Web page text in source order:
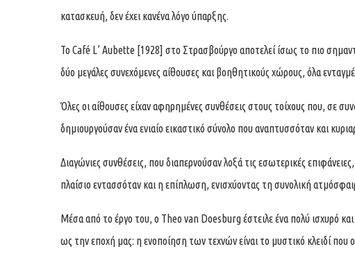
κατασκευή, δεν έχει κανένα λόγο ύπαρξης.
Το Café L’ Aubette [1928] στο Στρασβούργο αποτελεί ίσως το πιο
δύο μεγάλες συνεχόμενες αίθουσες και βοηθητικούς χώρους, όλα
Όλες οι αίθουσες είχαν αφηρημένες συνθέσεις στους τοίχους που, σε
δημιουργούσαν ένα ενιαίο εικαστικό σύνολο που αναπτυσσόταν και
Διαγώνιες συνθέσεις, που διαπερνούσαν λοξά τις εσωτερικές
πλαίσιο εντασσόταν και η επίπλωση, ενισχύοντας τη συνολική
Μέσα από το έργο του, ο Theo van Doesburg έστειλε ένα πολύ ισχυρό
ως την εποχή μας: η ενοποίηση των τεχνών είναι το μυστικό κλειδί